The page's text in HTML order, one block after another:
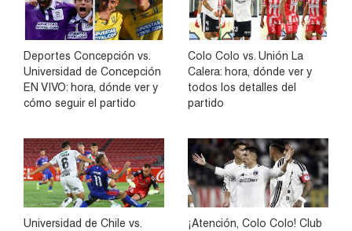
Deportes Concepción vs.
Universidad de Concepción
EN VIVO: hora, dónde ver y
cómo seguir el partido
Colo Colo vs. Unión La
Calera: hora, dónde ver y
todos los detalles del
partido
Universidad de Chile vs.
¡Atención, Colo Colo! Club